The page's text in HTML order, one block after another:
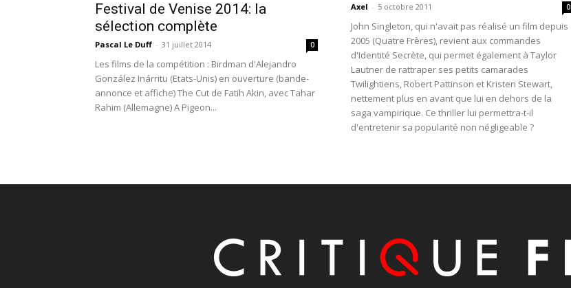
Festival de Venise 2014: la
sélection complète
Pascal Le Duff - 31 juillet 2014 0
Les films de la compétition : Birdman d'Alejandro
González Inárritu (Etats-Unis) en ouverture (bande-
annonce et affiche) The Cut de Fatih Akin, avec Tahar
Rahim (Allemagne) A Pigeon...
Axel - 5 octobre 2011 0
John Singleton, qui n'avait pas réalisé un film depuis
2005 (Quatre Frères), revient aux commandes
d'Identité Secrète, qui permet également à Taylor
Lautner de rattraper ses petits camarades
Twilightiens, Robert Pattinson et Kristen Stewart,
nettement plus en avant que lui en dehors de la
saga vampirique. Ce thriller lui permettra-t-il
d'entretenir sa popularité non négligeable ?